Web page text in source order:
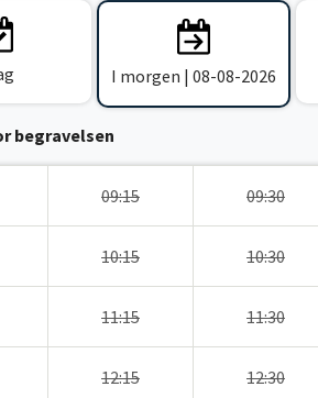
I morgen | 08-08-2026
begravelsen
09:15 09:30
10:15 10:30
11:15 11:30
12:15 12:30